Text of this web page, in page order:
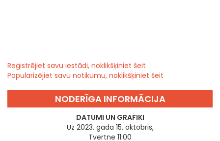
Reģistrējiet savu iestādi, noklikšķiniet šeit
Popularizējiet savu notikumu, noklikšķiniet šeit
NODERĪGA INFORMĀCIJA
DATUMI UN GRAFIKI
Uz 2023. gada 15. oktobris,
Tvertne 11:00